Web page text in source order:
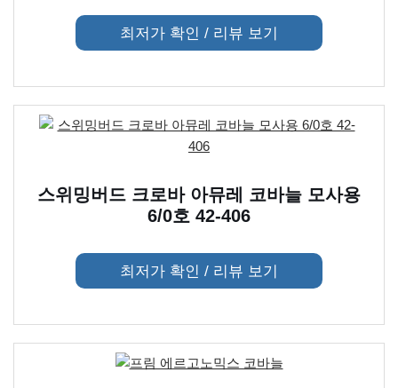
최저가 확인 / 리뷰 보기
스위밍버드 크로바 아뮤레 코바늘 모사용
6/0호 42-406
최저가 확인 / 리뷰 보기